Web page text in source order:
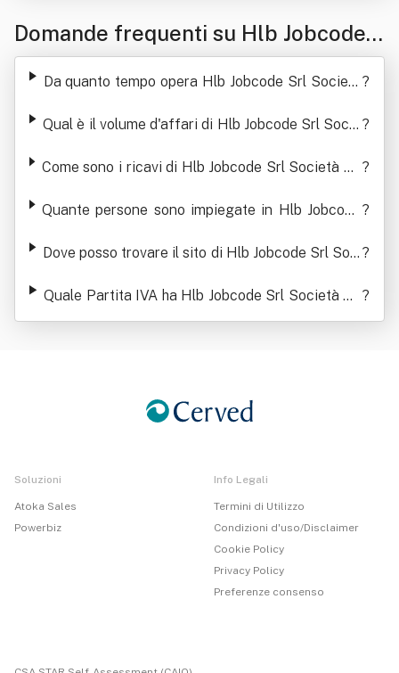
Domande frequenti su Hlb Jobcode
Srl Società Benefit
Da quanto tempo opera Hlb Jobcode Srl Società ?
Qual è il volume d'affari di Hlb Jobcode Srl Socie ?
Come sono i ricavi di Hlb Jobcode Srl Società Be ?
Quante persone sono impiegate in Hlb Jobcode ?
Dove posso trovare il sito di Hlb Jobcode Srl Soci ?
Quale Partita IVA ha Hlb Jobcode Srl Società Be
nefit
?
Soluzioni
Atoka Sales
Powerbiz
Info Legali
Termini di Utilizzo
Condizioni d'uso/Disclaimer
Cookie Policy
Privacy Policy
Preferenze consenso